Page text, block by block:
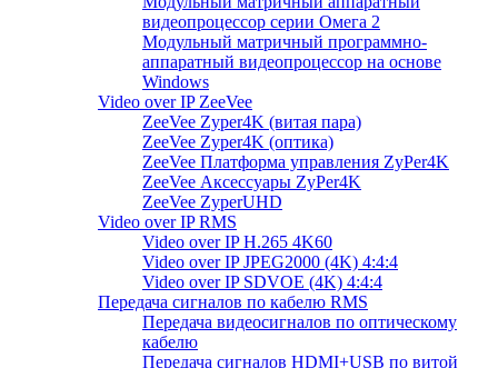
видеопроцессор серии Омега 2
Модульный матричный программно-
аппаратный видеопроцессор на основе
Windows
Video over IP ZeeVee
ZeeVee Zyper4K (витая пара)
ZeeVee Zyper4K (оптика)
ZeeVee Платформа управления ZyPer4K
ZeeVee Аксессуары ZyPer4K
ZeeVee ZyperUHD
Video over IP RMS
Video over IP H.265 4K60
Video over IP JPEG2000 (4K) 4:4:4
Video over IP SDVOE (4K) 4:4:4
Передача сигналов по кабелю RMS
Передача видеосигналов по оптическому
кабелю
Передача сигналов HDMI+USB по витой